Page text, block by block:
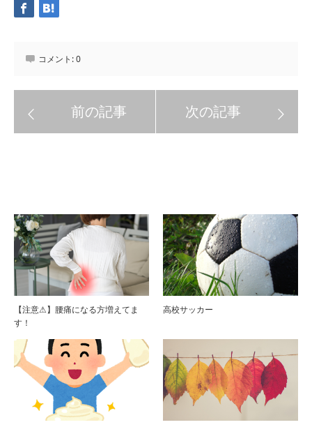
コメント:0
【注意⚠】腰痛になる方増えてま
す！
高校サッカー